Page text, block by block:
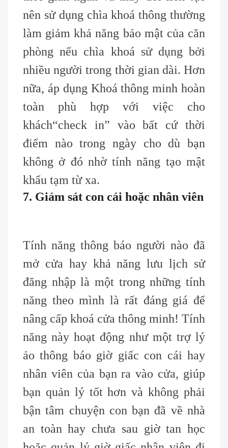
nên sử dụng chìa khoá thông thường
làm giảm khả năng bảo mật của căn
phòng nếu chìa khoá sử dụng bởi
nhiều người trong thời gian dài. Hơn
nữa, áp dụng Khoá thông minh hoàn
toàn phù hợp với việc cho
khách“check in” vào bất cứ thời
điểm nào trong ngày cho dù bạn
không ở đó nhờ tính năng tạo mật
khẩu tạm từ xa.
7. Giám sát con cái hoặc nhân viên
Tính năng thông báo người nào đã
mở cửa hay khả năng lưu lịch sử
đăng nhập là một trong những tính
năng theo mình là rất đáng giá để
nâng cấp khoá cửa thông minh! Tính
năng này hoạt động như một trợ lý
ảo thông báo giờ giấc con cái hay
nhân viên của bạn ra vào cửa, giúp
bạn quản lý tốt hơn và không phải
bận tâm chuyện con bạn đã về nhà
an toàn hay chưa sau giờ tan học